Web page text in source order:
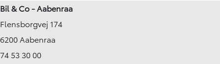
Bil & Co - Aabenraa
Flensborgvej 174
6200 Aabenraa
74 53 30 00